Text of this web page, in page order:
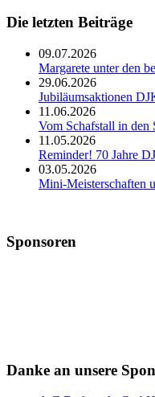
Die letzten Beiträge
09.07.2026
Margarete unter den
29.06.2026
Jubiläumsaktionen
11.06.2026
Vom Schafstall in den
11.05.2026
Reminder! 70 Jahre
03.05.2026
Mini-Meisterschaften
Sponsoren
Danke an unsere